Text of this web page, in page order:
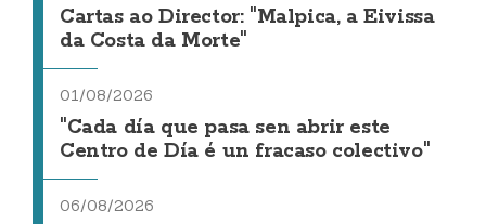
Cartas ao Director: "Malpica, a Eivissa
da Costa da Morte"
01/08/2026
"Cada día que pasa sen abrir este
Centro de Día é un fracaso colectivo"
06/08/2026